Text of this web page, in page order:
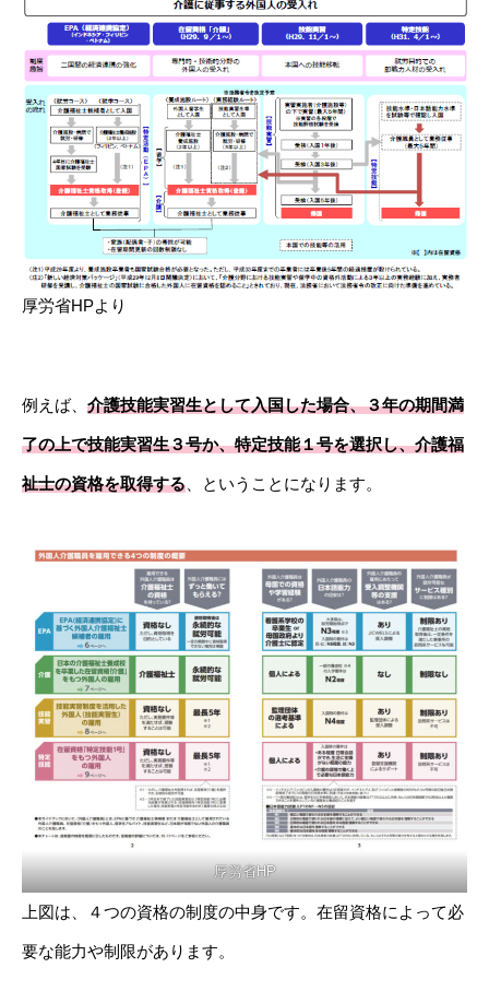
厚労省HPより
例えば、 介護技能実習生として入国した場合、３年の期間満
了の上で技能実習生３号か、特定技能１号を選択し、介護福
祉士の資格を取得する 、ということになります。
厚労省HP
上図は、４つの資格の制度の中身です。在留資格によって必
要な能力や制限があります。